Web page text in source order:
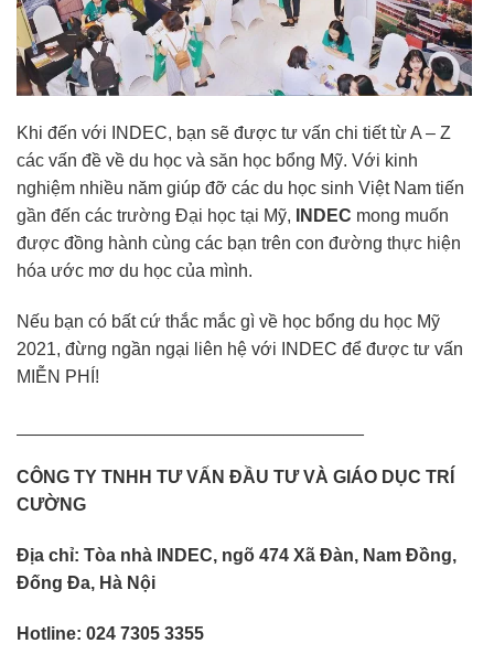
Khi đến với INDEC, bạn sẽ được tư vấn chi tiết từ A – Z
các vấn đề về du học và săn học bổng Mỹ. Với kinh
nghiệm nhiều năm giúp đỡ các du học sinh Việt Nam tiến
gần đến các trường Đại học tại Mỹ,
INDEC mong muốn
được đồng hành cùng các bạn trên con đường thực hiện
hóa ước mơ du học của mình.
Nếu bạn có bất cứ thắc mắc gì về học bổng du học Mỹ
2021, đừng ngần ngại liên hệ với INDEC để được tư vấn
MIỄN PHÍ!
CÔNG TY TNHH TƯ VẤN ĐẦU TƯ VÀ GIÁO DỤC TRÍ
CƯỜNG
Địa chỉ: Tòa nhà INDEC, ngõ 474 Xã Đàn, Nam Đồng,
Đống Đa, Hà Nội
Hotline: 024 7305 3355